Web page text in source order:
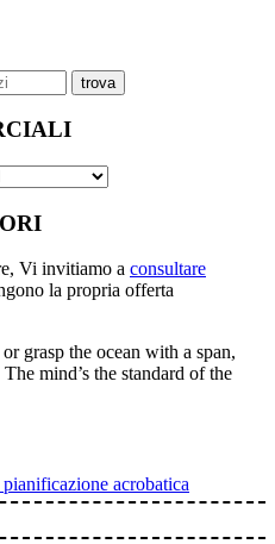
Vi invitiamo a consultare
la propria offerta
grasp the ocean with a span,
mind’s the standard of the
acrobatica